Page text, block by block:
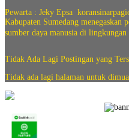
sovian
Pewarta : Jeky Epsa
Kabupaten Sumedang menegaskan
sumber daya manusia di lingkungan
Tidak Ada Lagi Postingan yang
Tidak ada lagi halaman untuk